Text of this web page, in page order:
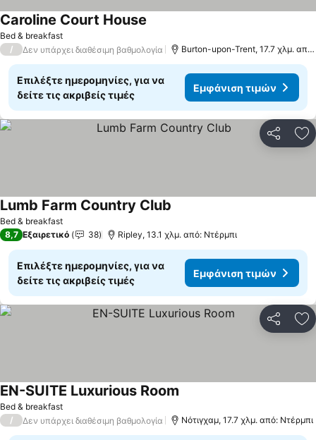
Bed & breakfast
Caroline Court House
/ Δεν υπάρχει διαθέσιμη βαθμολογία Burton-upon-Trent, 17.7 χλμ.
Επιλέξτε ημερομηνίες, για να
δείτε τις ακριβείς τιμές
Εμφάνιση τιμών
Bed & breakfast
Lumb Farm Country Club
8,7 Εξαιρετικό 38 Ripley, 13.1 χλμ. από: Ντέρμπι
Επιλέξτε ημερομηνίες, για να
δείτε τις ακριβείς τιμές
Εμφάνιση τιμών
Bed & breakfast
EN-SUITE Luxurious Room
/ Δεν υπάρχει διαθέσιμη βαθμολογία Νότιγχαμ, 17.7 χλμ. από: Ντέρμπι